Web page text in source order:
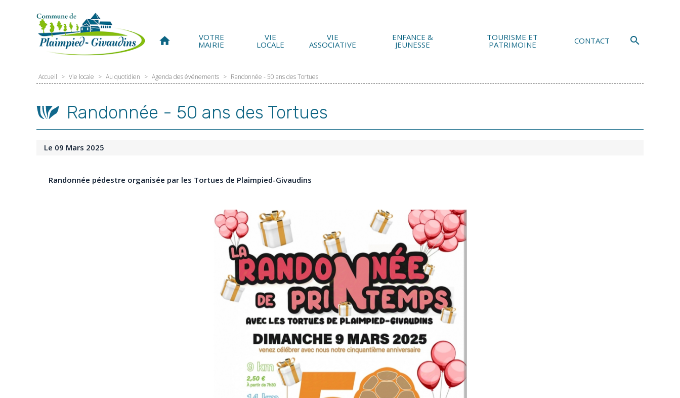
home VOTRE
MAIRIE
VIE
LOCALE
VIE
ASSOCIATIVE
ENFANCE &
JEUNESSE
TOURISME ET
PATRIMOINE CONTACT search
Accueil > Vie locale > Au quotidien > Agenda des événements > Randonnée - 50 ans des Tortues
Randonnée - 50 ans des Tortues
Le 09 Mars 2025
Randonnée pédestre organisée par les Tortues de Plaimpied-Givaudins